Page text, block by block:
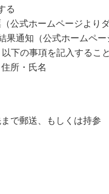
る
公式ホームページより
果通知（公式ホームペー
下の事項を記入すること
所・氏名
で郵送、もしくは持参